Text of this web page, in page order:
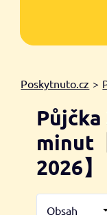
Poskytnuto.cz >
Půjčka
minut
2026】
Obsah